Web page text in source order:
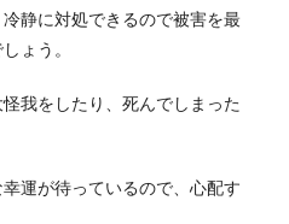
静に対処できるので被害を最
ょう。
我をしたり、死んでしまった
運が待っているので、心配す